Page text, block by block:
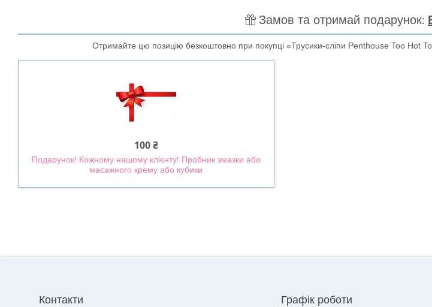
Замов та отримай подарунок
Отримайте цю позицію безкоштовно при покупці «Трусики-сліпи Penthouse Too
100 ₴
Подарунок! Кожному нашому клієнту! Пробник змазки або
масажного крему або кубики
Контакти Графік роботи